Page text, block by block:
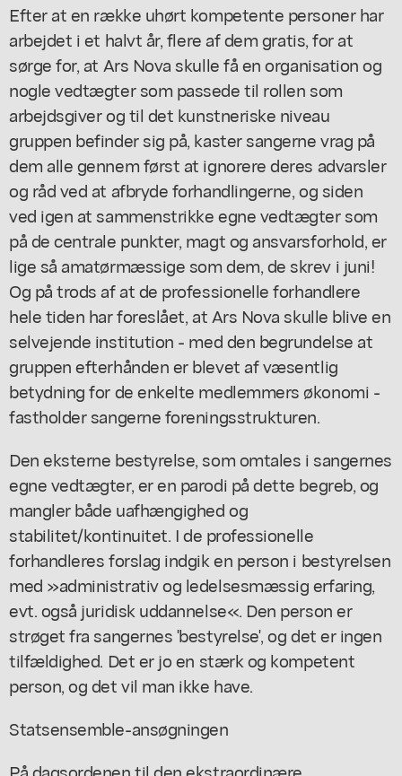
Efter at en række uhørt kompetente personer har
arbejdet i et halvt år, flere af dem gratis, for at
sørge for, at Ars Nova skulle få en organisation og
nogle vedtægter som passede til rollen som
arbejdsgiver og til det kunstneriske niveau
gruppen befinder sig på, kaster sangerne vrag på
dem alle gennem først at ignorere deres advarsler
og råd ved at afbryde forhandlingerne, og siden
ved igen at sammenstrikke egne vedtægter som
på de centrale punkter, magt og ansvarsforhold, er
lige så amatørmæssige som dem, de skrev i juni!
Og på trods af at de professionelle forhandlere
hele tiden har foreslået, at Ars Nova skulle blive en
selvejende institution - med den begrundelse at
gruppen efterhånden er blevet af væsentlig
betydning for de enkelte medlemmers økonomi -
fastholder sangerne foreningsstrukturen.
Den eksterne bestyrelse, som omtales i sangernes
egne vedtægter, er en parodi på dette begreb, og
mangler både uafhængighed og
stabilitet/kontinuitet. I de professionelle
forhandleres forslag indgik en person i bestyrelsen
med »administrativ og ledelsesmæssig erfaring,
evt. også juridisk uddannelse«. Den person er
strøget fra sangernes 'bestyrelse', og det er ingen
tilfældighed. Det er jo en stærk og kompetent
person, og det vil man ikke have.
Statsensemble-ansøgningen
På dagsordenen til den ekstraordinære